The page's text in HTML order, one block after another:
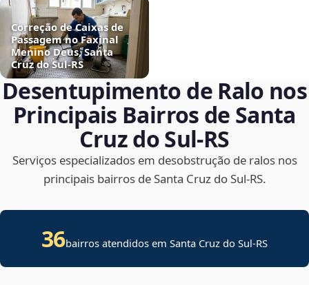
Correção de Caixas de
Passagem no Faxinal
Menino Deus, Santa
Cruz do Sul‑RS
Desentupimento de Ralo nos
Principais Bairros de Santa
Cruz do Sul‑RS
Serviços especializados em desobstrução de ralos nos
principais bairros de Santa Cruz do Sul‑RS.
36bairros atendidos em Santa Cruz do Sul-RS